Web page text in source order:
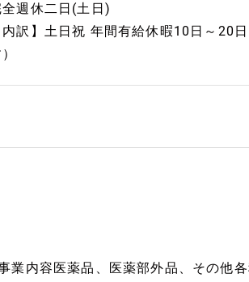
週休二日(土日)
訳】土日祝 年間有給休暇10日～20
業内容医薬品、医薬部外品、その他